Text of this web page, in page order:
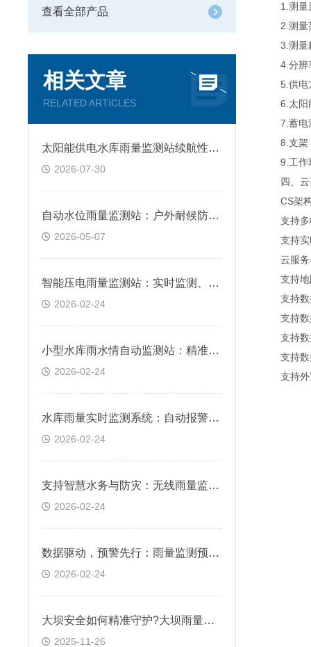
查看全部产品
相关文章
RELATED ARTICLES
太阳能供电水库雨量监测站续航性能分析
2026-07-30
自动水位雨量监测站：户外耐候防护设计，复杂环境长效适配
2026-05-07
智能压电雨量监测站：实时监测、数据稳定，适用于各类复杂环境
2026-02-24
小型水库雨水情自动监测站：精准测量降雨与水位，防范漫坝风险
2026-02-24
水库雨量实时监测系统：自动报警，预防库区洪水风险
2026-02-24
支持智慧水务与防灾：无线雨量监测仪在城市内涝与山洪预警系统中的应用
2026-02-24
数据驱动，预警先行：雨量监测预警系统在防灾减灾中的关键作用
2026-02-24
大坝安全如何精准守护?大坝雨量监测站筑牢安全屏障
2025-11-26
1.测量
2.测量范
3.测量
4.分辨
5.供电
6.太阳
7.蓄电
8.支架
9.工作
四、云
CS架构
支持多
支持实
云服务器
支持地
支持数
支持数
支持数据
支持数
支持外